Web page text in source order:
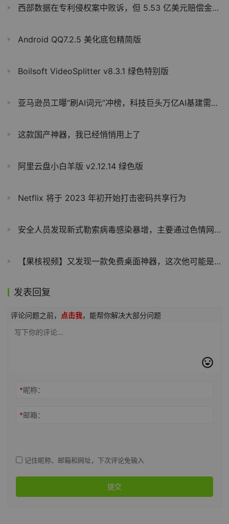
西部数据在专利侵权案中败诉，但 5.53 亿美元赔偿金额被削减至 1 美元
Android QQ7.2.5 美化底包精简版
Boilsoft VideoSplitter v8.3.1 绿色特别版
亚马逊员工曝“刷AI词元”冲榜，科技巨头万亿AI基建需求恐遭注水
这款国产神器，我已经悄悄用上了
阿里云盘小白羊版 v2.12.14 绿色版
Netflix 将于 2023 年初开始打击密码共享行为
安全人员发现新式勒索病毒感染暴增，主要通过色情网站广告位传播
【果核视频】又发现一款免费桌面神器，这次他可能是最强的
发表回复
评论问题之前， 点击我，能帮你解决大部分问题
*昵称：
*邮箱：
记住昵称、邮箱和网址，下次评论免输入
提交